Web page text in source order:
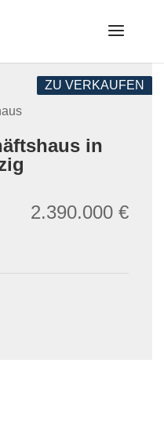
ZU VERKAUFEN
in
2.390.000 €